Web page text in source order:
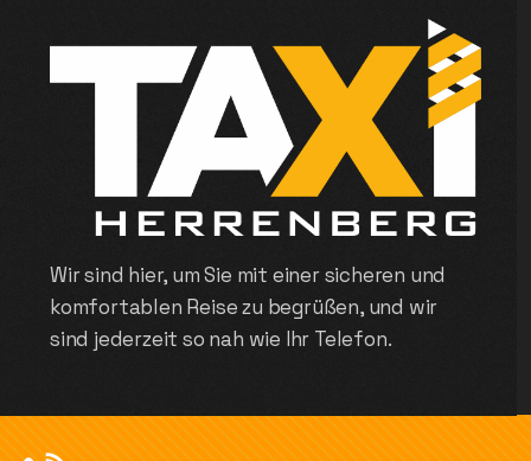
Wir sind hier, um Sie mit einer sicheren und
komfortablen Reise zu begrüßen, und wir
sind jederzeit so nah wie Ihr Telefon.